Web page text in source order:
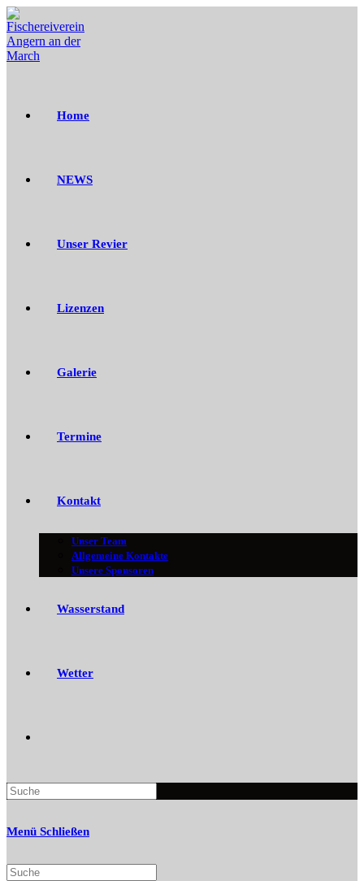
Zum
Inhalt
springen
Home
NEWS
Unser Revier
Lizenzen
Galerie
Termine
Kontakt
Unser Team
Allgemeine Kontakte
Unsere Sponsoren
Wasserstand
Wetter
Search
this
Menü Schließen
Search